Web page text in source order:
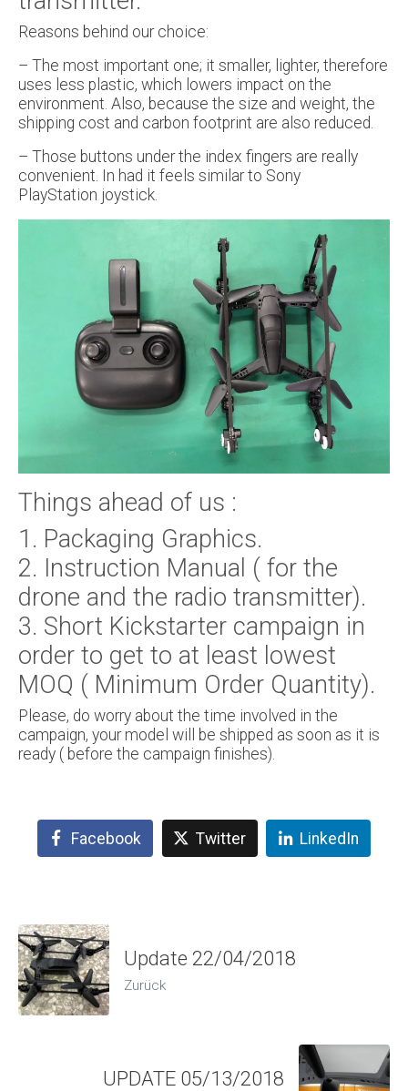
Reasons behind our choice:
– The most important one; it smaller, lighter, therefore
uses less plastic, which lowers impact on the
environment. Also, because the size and weight, the
shipping cost and carbon footprint are also reduced.
– Those buttons under the index fingers are really
convenient. In had it feels similar to Sony
PlayStation joystick.
Things ahead of us :
1. Packaging Graphics.
2. Instruction Manual ( for the
drone and the radio transmitter).
3. Short Kickstarter campaign in
order to get to at least lowest
MOQ ( Minimum Order Quantity).
Please, do worry about the time involved in the
campaign, your model will be shipped as soon as it is
ready ( before the campaign finishes).
Facebook Twitter LinkedIn
Update 22/04/2018
Zurück
UPDATE 05/13/2018